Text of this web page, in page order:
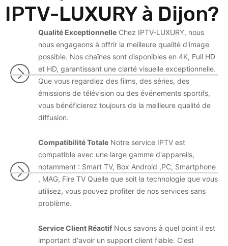
IPTV-LUXURY à Dijon?
Qualité Exceptionnelle Chez IPTV-LUXURY, nous
nous engageons à offrir la meilleure qualité d'image
possible. Nos chaînes sont disponibles en 4K, Full HD
et HD, garantissant une clarté visuelle exceptionnelle.
Que vous regardiez des films, des séries, des
émissions de télévision ou des événements sportifs,
vous bénéficierez toujours de la meilleure qualité de
diffusion.
Compatibilité Totale Notre service IPTV est
compatible avec une large gamme d'appareils,
notamment : Smart TV, Box Android ,PC, Smartphone
, MAG, Fire TV Quelle que soit la technologie que vous
utilisez, vous pouvez profiter de nos services sans
problème.
Service Client Réactif Nous savons à quel point il est
important d'avoir un support client fiable. C'est